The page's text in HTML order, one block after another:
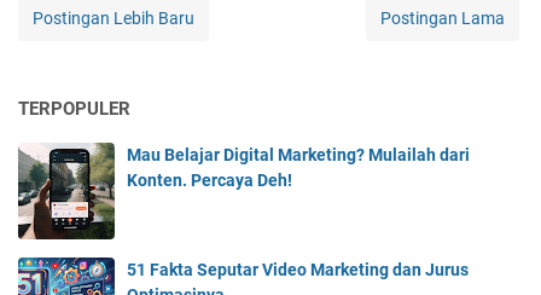
Postingan Lebih Baru Postingan Lama
TERPOPULER
Mau Belajar Digital Marketing? Mulailah dari
Konten. Percaya Deh!
51 Fakta Seputar Video Marketing dan Jurus